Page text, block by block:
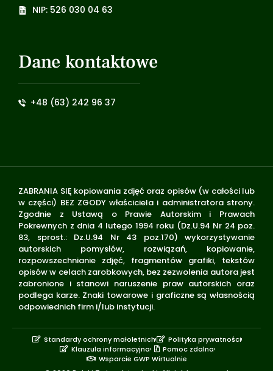
NIP: 526 030 04 63
Dane kontaktowe
+48 (63) 242 96 37
ZABRANIA SIĘ kopiowania zdjęć oraz opisów (w całości lub
w części) BEZ ZGODY właściciela i administratora strony.
Zgodnie z Ustawą o Prawie Autorskim i Prawach
Pokrewnych z dnia 4 lutego 1994 roku (Dz.U.94 Nr 24 poz.
83, sprost.: Dz.U.94 Nr 43 poz.170) wykorzystywanie
autorskich pomysłów, rozwiązań, kopiowanie,
rozpowszechnianie zdjęć, fragmentów grafiki, tekstów
opisów w celach zarobkowych, bez zezwolenia autora jest
zabronione i stanowi naruszenie praw autorskich oraz
podlega karze. Znaki towarowe i graficzne są własnością
odpowiednich firm i/lub instytucji.
Standardy ochrony małoletnich
Polityka prywatności
Klauzula informacyjna
Pomoc zdalna
Wsparcie GWP Wirtualnie